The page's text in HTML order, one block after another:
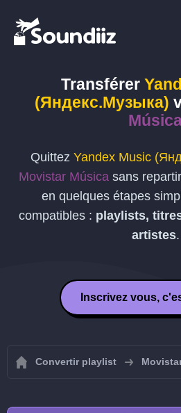
Transférer
(Яндекс.Музыка)
Quittez Yandex Music
Movistar Músicasans
en quelques étapes
compatibles : playlists,
artistes.
Inscrivez vous,
Convertir playlist